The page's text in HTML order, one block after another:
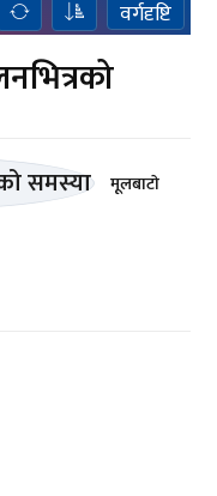
वर्गदृष्टि
मूलबाटाे